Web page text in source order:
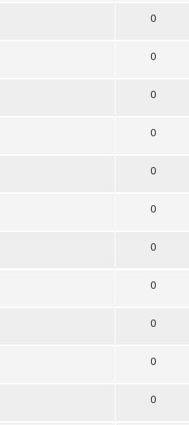
0
0
0
0
0
0
0
0
0
0
0